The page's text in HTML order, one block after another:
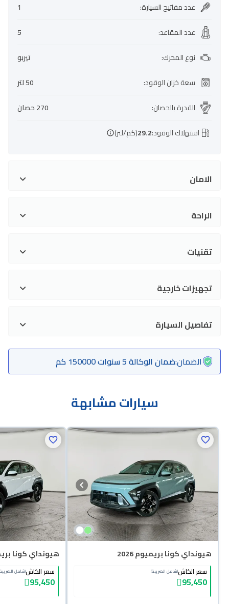
عدد مفاتيح السيارة:
1
عدد المقاعد:
5
نوع المحرك:
تيربو
سعة خزان الوقود:
50 لتر
القدرة بالحصان:
270 حصان
استهلاك الوقود:29.2(كم/لتر)
الامان
الراحة
تقنيات
تجهيزات خارجية
تفاصيل السيارة
الضمان:ضمان الوكالة 5 سنوات 150000 كم
سيارات مشابهة
هيونداي كونا بريميوم 2026
سعر الكاش(شامل الضريبة)
95,450
هيونداي كونا
سعر الكاش(شامل
95,450